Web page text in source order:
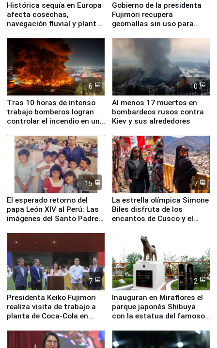
Histórica sequía en Europa
afecta cosechas,
navegación fluvial y plantas
Gobierno de la presidenta
Fujimori recupera
geomallas sin uso para
Fenómeno El Niño
6
Tras 10 horas de intenso
trabajo bomberos logran
controlar el incendio en una
de Chile
10
Al menos 17 muertos en
bombardeos rusos contra
Kiev y sus alrededores
15
El esperado retorno del
papa León XIV al Perú: Las
imágenes del Santo Padre
7
La estrella olímpica Simone
Biles disfruta de los
encantos de Cusco y el
7
Presidenta Keiko Fujimori
realiza visita de trabajo a
planta de Coca-Cola en
12
Inauguran en Miraflores el
parque japonés Shibuya
con la estatua del famoso